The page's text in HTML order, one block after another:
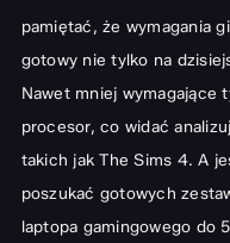
pamiętać, że wymagania
gotowy nie tylko na
Nawet mniej wymagające
procesor, co widać
takich jak The Sims 4. A
poszukać gotowych
laptopa gamingowego do